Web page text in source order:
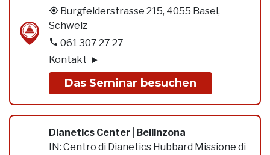
Burgfelderstrasse 215, 4055 Basel,
Schweiz
061 307 27 27
Kontakt
Das Seminar besuchen
Dianetics Center | Bellinzona
IN: Centro di Dianetics Hubbard Missione di